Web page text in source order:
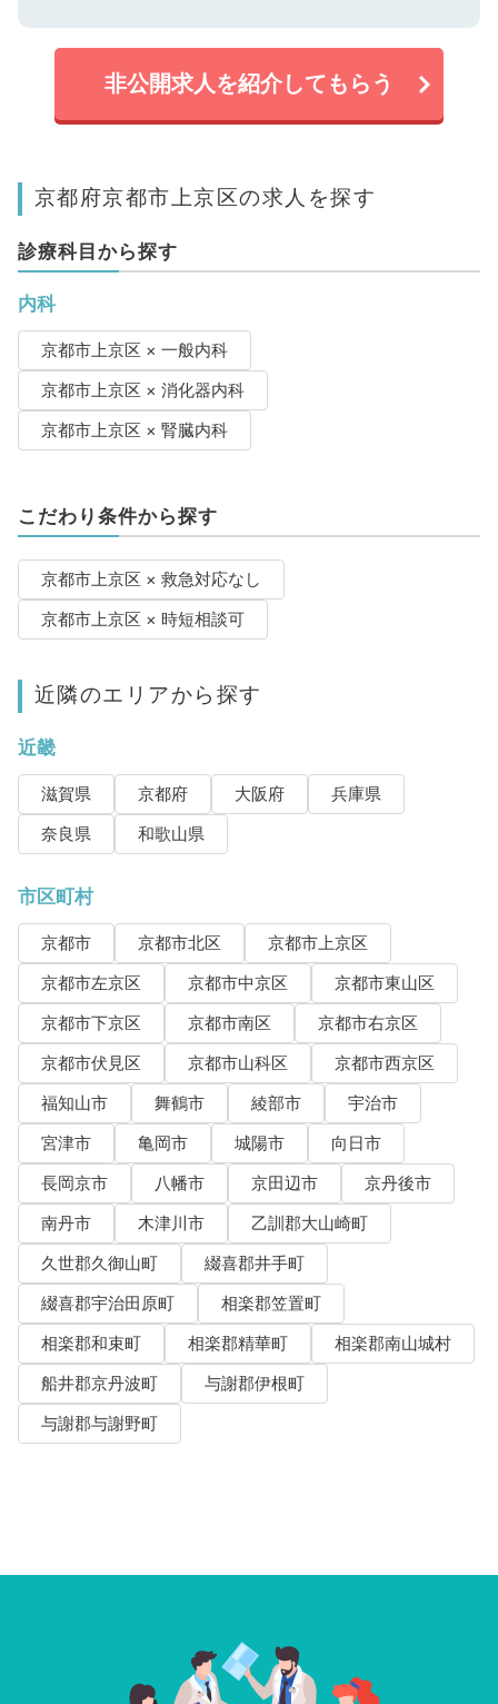
非公開求人を紹介してもらう
京都府京都市上京区の求人を探す
診療科目から探す
内科
京都市上京区 × 一般内科
京都市上京区 × 消化器内科
京都市上京区 × 腎臓内科
こだわり条件から探す
京都市上京区 × 救急対応なし
京都市上京区 × 時短相談可
近隣のエリアから探す
近畿
滋賀県 京都府 大阪府
兵庫県
奈良県
和歌山県
市区町村
京都市 京都市北区
京都市上京区
京都市左京区
京都市中京区
京都市東山区
京都市下京区
京都市南区
京都市右京区
京都市伏見区
京都市山科区
京都市西京区
福知山市
舞鶴市 綾部市
宇治市
宮津市
亀岡市 城陽市
向日市
長岡京市
八幡市 京田辺市
京丹後市
南丹市
木津川市
乙訓郡大山崎町
久世郡久御山町
綴喜郡井手町
綴喜郡宇治田原町
相楽郡笠置町
相楽郡和束町
相楽郡精華町
相楽郡南山城村
船井郡京丹波町
与謝郡伊根町
与謝郡与謝野町